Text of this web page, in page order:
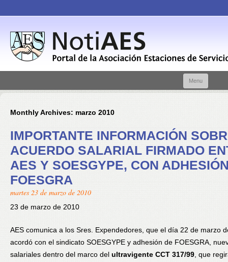
Menu
Monthly Archives: marzo 2010
IMPORTANTE INFORMACIÓN
ACUERDO SALARIAL FIRMADO
AES Y SOESGYPE, CON
FOESGRA
martes 23 de marzo de 2010
23 de marzo de 2010
AES comunica a los Sres. Expendedores, que el día 22 de marzo
acordó con el sindicato SOESGYPE y adhesión de FOESGRA,
salariales dentro del marco del ultravigente CCT 317/99 , que